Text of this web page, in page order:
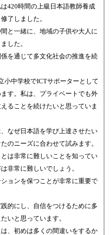
420時間の上級日本語教師養成
了しました。
と一緒に、地域の子供や大人に
した。
を通じて多文化社会の推進を続
小中学校でICTサポーターとして
す。私は、プライベートでも外
ることを続けたいと思っていま
なぜ日本語を学び上達させたい
のニーズに合わせて試みます。
は非常に難しいことを知ってい
非常に難しいでしょう。
ョンを保つことが非常に重要で
的にし、自信をつけるために多
いと思っています。
、初めは多くの間違いをするか